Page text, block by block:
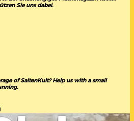
Sie uns dabei.
of SaitenKult? Help us with a small